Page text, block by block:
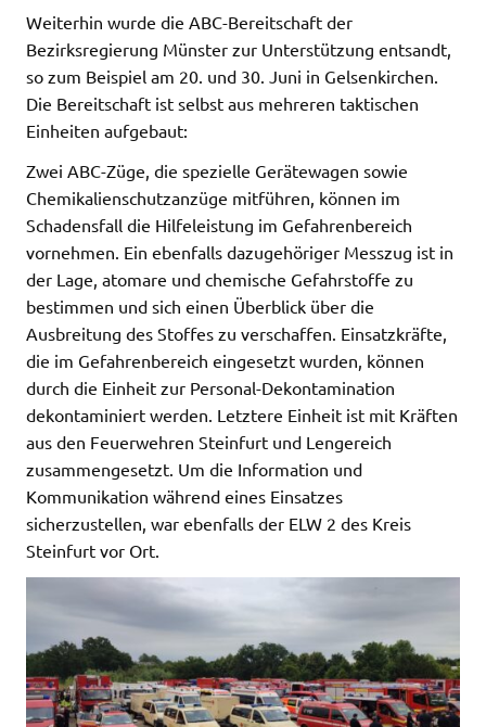
Weiterhin wurde die ABC-Bereitschaft der
Bezirksregierung Münster zur Unterstützung entsandt,
so zum Beispiel am 20. und 30. Juni in Gelsenkirchen.
Die Bereitschaft ist selbst aus mehreren taktischen
Einheiten aufgebaut:
Zwei ABC-Züge, die spezielle Gerätewagen sowie
Chemikalienschutzanzüge mitführen, können im
Schadensfall die Hilfeleistung im Gefahrenbereich
vornehmen. Ein ebenfalls dazugehöriger Messzug ist in
der Lage, atomare und chemische Gefahrstoffe zu
bestimmen und sich einen Überblick über die
Ausbreitung des Stoffes zu verschaffen. Einsatzkräfte,
die im Gefahrenbereich eingesetzt wurden, können
durch die Einheit zur Personal-Dekontamination
dekontaminiert werden. Letztere Einheit ist mit Kräften
aus den Feuerwehren Steinfurt und Lengereich
zusammengesetzt. Um die Information und
Kommunikation während eines Einsatzes
sicherzustellen, war ebenfalls der ELW 2 des Kreis
Steinfurt vor Ort.